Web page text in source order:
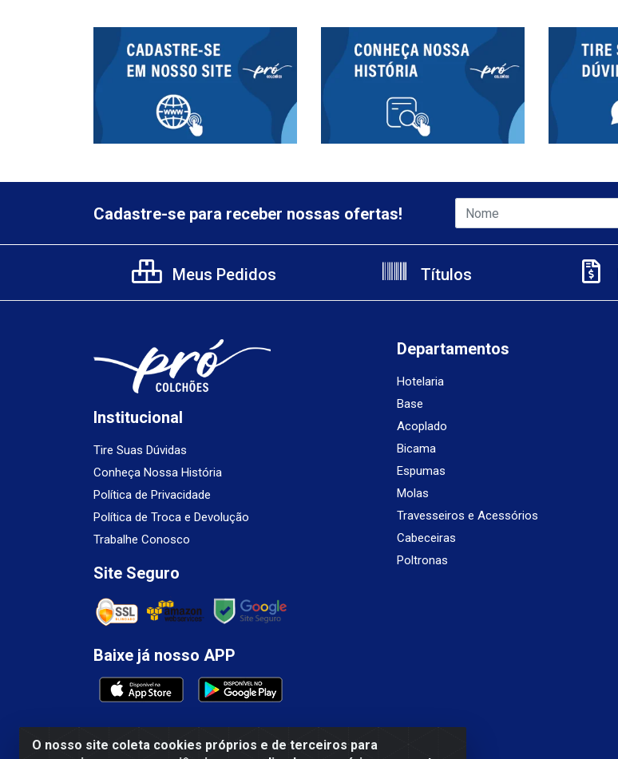
O nosso site coleta cookies próprios e de terceiros para
Cadastre-se para receber nossas ofertas!
Meus Pedidos Títulos
Institucional
Tire Suas Dúvidas
Conheça Nossa História
Política de Privacidade
Política de Troca e Devolução
Trabalhe Conosco
Site Seguro
Baixe já nosso APP
Departamentos
Hotelaria
Base
Acoplado
Bicama
Espumas
Molas
Travesseiros e Acessórios
Cabeceiras
Poltronas